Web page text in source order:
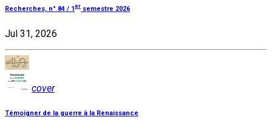
Recherches, n° 84 / 1er semestre 2026
Jul 31, 2026
cover
Témoigner de la guerre à la Renaissance